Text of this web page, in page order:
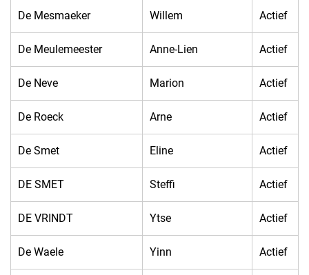
De Mesmaeker Willem Actief
De Meulemeester Anne-Lien Actief
De Neve Marion Actief
De Roeck Arne Actief
De Smet Eline Actief
DE SMET Steffi Actief
DE VRINDT Ytse Actief
De Waele Yinn Actief